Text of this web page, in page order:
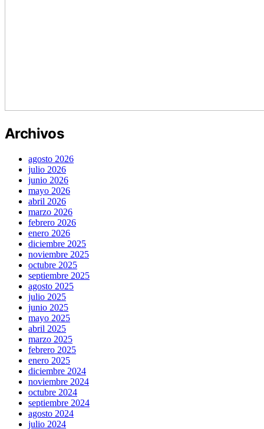
Archivos
agosto 2026
julio 2026
junio 2026
mayo 2026
abril 2026
marzo 2026
febrero 2026
enero 2026
diciembre 2025
noviembre 2025
octubre 2025
septiembre 2025
agosto 2025
julio 2025
junio 2025
mayo 2025
abril 2025
marzo 2025
febrero 2025
enero 2025
diciembre 2024
noviembre 2024
octubre 2024
septiembre 2024
agosto 2024
julio 2024